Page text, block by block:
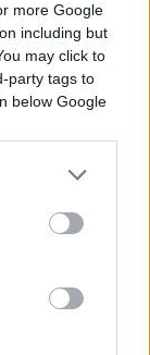
more Google
including but
may click to
party tags to
below Google
europee
le
e persino
superiori,
di caldo e
sono
non
di